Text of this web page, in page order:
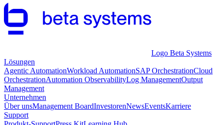
Logo Beta Systems
Lösungen
Agentic AutomationWorkload AutomationSAP OrchestrationCloud
OrchestrationAutomation ObservabilityLog ManagementOutput
Management
Unternehmen
Über unsManagement BoardInvestorenNewsEventsKarriere
Support